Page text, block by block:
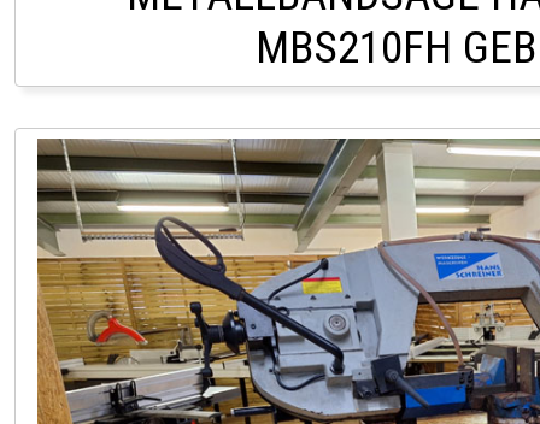
MBS210FH